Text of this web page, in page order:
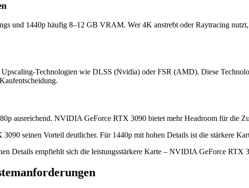
und 1440p häufig 8–12 GB VRAM. Wer 4K anstrebt oder Raytracing
Technologien wie DLSS (Nvidia) oder FSR (AMD). Diese
ausreichend. NVIDIA GeForce RTX 3090 bietet mehr Headroom für die
seinen Vorteil deutlicher. Für 1440p mit hohen Details ist die stärkere
Details empfiehlt sich die leistungsstärkere Karte – NVIDIA GeForce RTX